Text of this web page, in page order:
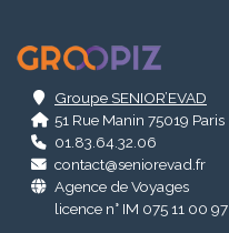
Groupe SENIOR’EVAD
51 Rue Manin 75019 Paris
01.83.64.32.06
contact@seniorevad.fr
Agence de Voyages
licence n° IM 075 11 00 97